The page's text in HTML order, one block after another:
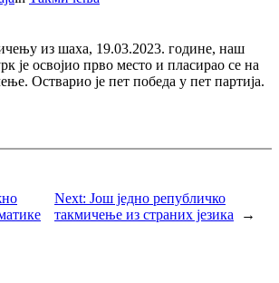
из шаха, 19.03.2023. године, наш
је освојио прво место и пласирао се на
Остварио је пет победа у пет партија.
Next: Још једно републичко
такмичење из страних језика
→